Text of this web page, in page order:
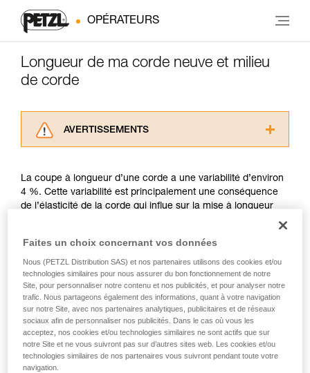
OPÉRATEURS
Longueur de ma corde neuve et milieu
de corde
AVERTISSEMENTS
consulter. Vous devez avoir compris les
informations de la notice technique pour
pouvoir comprendre ce complément
Maîtriser ces techniques nécessite une
avec un professionnel votre capacité à refaire
la manipulation, seul, en toute sécurité, avant
de la reproduire en autonomie.
Nous donnons des exemples de techniques
liées à votre activité. Il peut en exister d’autres
que nous ne décrivons pas ici.
La coupe à longueur d’une corde a une variabilité d’environ
4 %. Cette variabilité est principalement une conséquence
de l’élasticité de la corde qui influe sur la mise à longueur
La position de Petzl est de garantir sur ses cordes neuves à
minima la longueur nominale annoncée. Par exemple, une
corde neuve Petzl de 50 mètres pourra mesurer à minima 50
mètres et à maxima 52 mètres. Autre exemple, une corde
neuve Petzl de 70 mètres pourra mesurer à minima 70
mètres et à maxima 73 mètres. De même pour la position du
milieu de corde, vous pouvez observer un écart entre les
deux extrémités de votre corde de 1,2 m.
Faites un choix concernant vos données
Nous (PETZL Distribution SAS) et nos partenaires utilisons des cookies et/ou
technologies similaires pour nous assurer du bon fonctionnement de notre
Site, pour personnaliser notre contenu et nos publicités, et pour analyser notre
trafic. Nous partageons également des informations, quant à votre navigation
sur notre Site, avec nos partenaires analytiques, publicitaires et de réseaux
sociaux afin de personnaliser nos publicités. Dans le cas où vous les
acceptez, nos cookies et/ou technologies similaires ne sont actifs que sur
notre Site et ne vous suivront pas sur d’autres sites web. Les cookies et/ou
technologies similaires de nos partenaires vous suivront pendant toute votre
navigation.